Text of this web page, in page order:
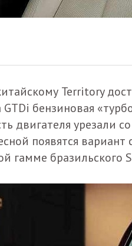
Territory
GTDi бензиновая
двигателя урезали
появятся
гамме бразильского